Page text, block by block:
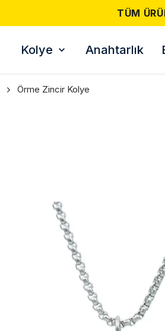
TÜM
Kolye Anahtarlık
Örme Zincir Kolye